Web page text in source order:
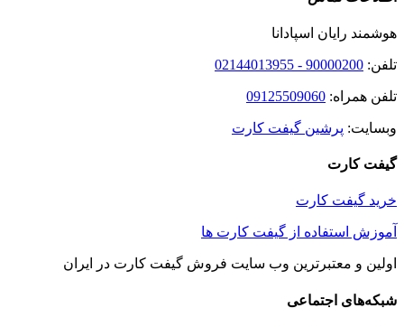
هوشمند رایان اسپادانا
تلفن: 90000200 - 02144013955
تلفن همراه: 09125509060
وبسایت: پرشین گیفت کارت
گیفت کارت
خرید گیفت کارت
آموزش استفاده از گیفت کارت ها
اولین و معتبرترین وب سایت فروش گیفت کارت در ایران
شبکه‌های اجتماعی